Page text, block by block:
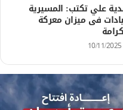
علي تكتب: المسيرية
فى ميزان معركة
10/11/2025